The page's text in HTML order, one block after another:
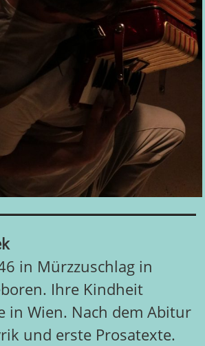
in Mürzzuschlag in
Ihre Kindheit
in Wien. Nach dem Abitur
und erste Prosatexte.